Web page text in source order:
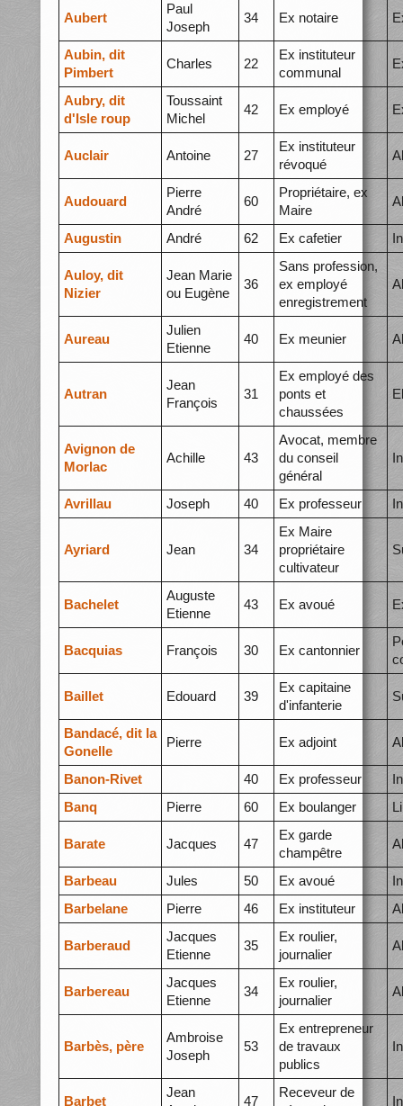
Aubert
Paul
Joseph
34 Ex notaire
Aubin, dit
Pimbert
Charles 22
Ex instituteur
communal
Aubry, dit
d'Isle roup
Toussaint
Michel
42 Ex employé
Auclair Antoine 27
Ex instituteur
révoqué
Audouard
Pierre
André
60
Propriétaire, ex
Maire
Augustin André 62 Ex cafetier
Auloy, dit
Nizier
Jean Marie
ou Eugène
36
Sans profession,
ex employé
enregistrement
Aureau
Julien
Etienne
40 Ex meunier
Autran
Jean
François
31
Ex employé des
ponts et
chaussées
Avignon de
Morlac
Achille 43
Avocat, membre
du conseil
général
Avrillau Joseph 40 Ex professeur
Ayriard Jean 34
Ex Maire
propriétaire
cultivateur
Bachelet
Auguste
Etienne
43 Ex avoué
Bacquias François 30 Ex cantonnier
Baillet Edouard 39
Ex capitaine
d'infanterie
Bandacé, dit la
Gonelle
Pierre Ex adjoint
Banon-Rivet 40 Ex professeur
Banq
Pierre 60 Ex boulanger
Barate Jacques 47
Ex garde
champêtre
Barbeau Jules 50 Ex avoué
Barbelane
Pierre 46 Ex instituteur
Barberaud
Jacques
Etienne
35
Ex roulier,
journalier
Barbereau
Jacques
Etienne
34
Ex roulier,
journalier
Barbès, père
Ambroise
Joseph
53
Ex entrepreneur
de travaux
publics
Barbet
Jean
47
Receveur de